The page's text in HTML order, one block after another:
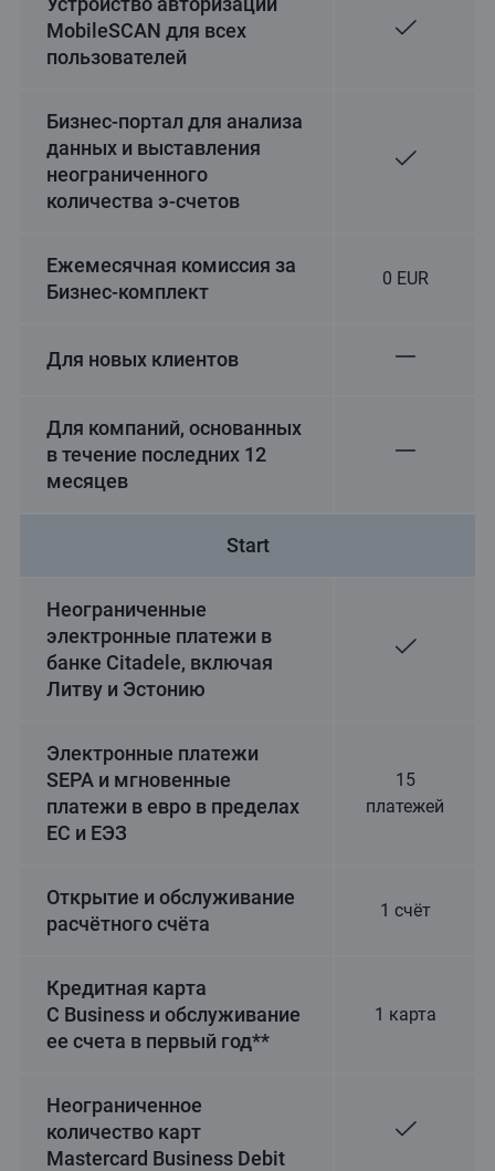
MobileSCAN для всех
пользователей
Бизнес-портал для анализа
данных и выставления
неограниченного
количества э-счетов
Ежемесячная комиссия за
Бизнес-комплект
0 EUR
Для новых клиентов
Для компаний, основанных
в течение последних 12
месяцев
Start
Неограниченные
электронные платежи в
банке Citadele, включая
Литву и Эстонию
Электронные платежи
SEPA и мгновенные
платежи в евро в пределах
ЕС и ЕЭЗ
15
платежей
Открытие и обслуживание
расчётного счёта
1 счёт
Кредитная карта
C Business и обслуживание
ее счета в первый год**
1 карта
Неограниченное
количество карт
Mastercard Business Debit